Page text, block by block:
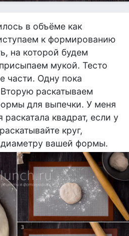
в объёме как
к формированию
на которой будем
мукой. Тесто
части. Одну пока
раскатываем
для выпечки. У меня
квадрат, если у
круг,
вашей формы.